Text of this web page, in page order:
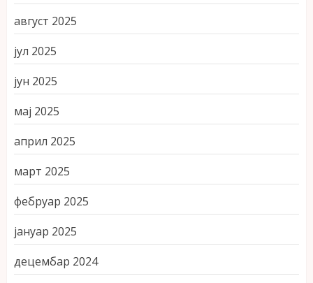
август 2025
јул 2025
јун 2025
мај 2025
април 2025
март 2025
фебруар 2025
јануар 2025
децембар 2024